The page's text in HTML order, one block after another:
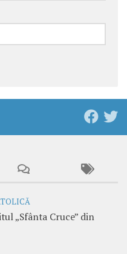
„Sfânta Cruce” din